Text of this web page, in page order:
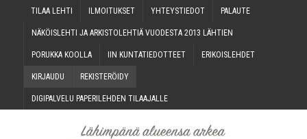
TILAA LEH­TI ILMOI­TUK­SET YHTEYS­TIE­DOT PALAU­TE
NÄKÖIS­LEH­TI JA ARKIS­TO­LEH­TIÄ VUO­DES­TA 2013 LÄHTIEN
PORUK­KA KOOLLA IIN KUN­TA­TIE­DOT­TEET ERI­KOIS­LEH­DET
KIR­JAU­DU REKIS­TE­RÖI­DY
DIGI­PAL­VE­LU PAPE­RI­LEH­DEN TILAAJALLE